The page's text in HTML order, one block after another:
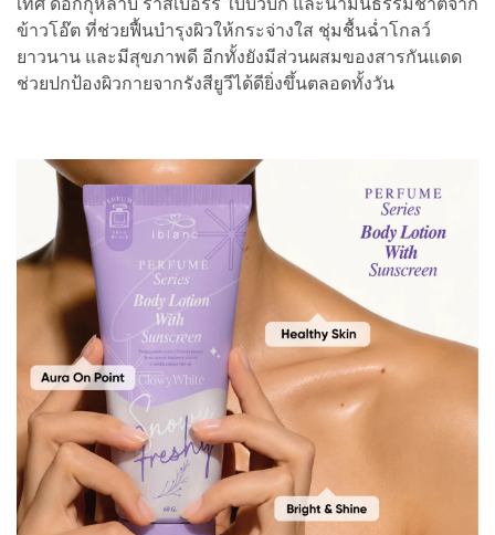
ข้าวโอ๊ต ที่ช่วยฟื้นบำรุงผิวให้กระจ่างใส ชุ่มชื้นฉ่ำโกลว์
ยาวนาน และมีสุขภาพดี อีกทั้งยังมีส่วนผสมของสารกันแดด
ช่วยปกป้องผิวกายจากรังสียูวีได้ดียิ่งขึ้นตลอดทั้งวัน